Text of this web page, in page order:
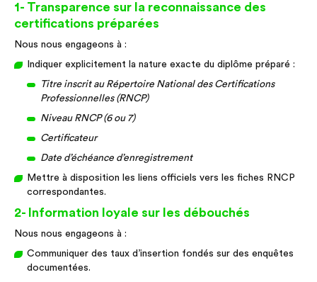
1- Transparence sur la reconnaissance des
certifications préparées
Nous nous engageons à :
Indiquer explicitement la nature exacte du diplôme préparé :
Titre inscrit au Répertoire National des Certifications
Professionnelles (RNCP)
Niveau RNCP (6 ou 7)
Certificateur
Date d’échéance d’enregistrement
Mettre à disposition les liens officiels vers les fiches RNCP
correspondantes.
2- Information loyale sur les débouchés
Nous nous engageons à :
Communiquer des taux d’insertion fondés sur des enquêtes
documentées.